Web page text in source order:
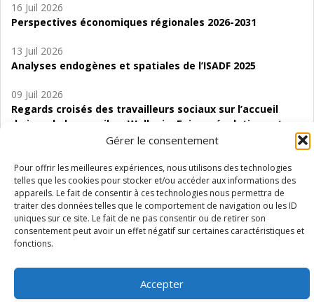
Gérer le consentement
Pour offrir les meilleures expériences, nous utilisons des technologies
telles que les cookies pour stocker et/ou accéder aux informations des
appareils. Le fait de consentir à ces technologies nous permettra de
traiter des données telles que le comportement de navigation ou les ID
uniques sur ce site. Le fait de ne pas consentir ou de retirer son
consentement peut avoir un effet négatif sur certaines caractéristiques et
fonctions.
Accepter
16 Juil 2026
Perspectives économiques régionales 2026-2031
13 Juil 2026
Analyses endogènes et spatiales de l’ISADF 2025
09 Juil 2026
Regards croisés des travailleurs sociaux sur l’accueil
de jour de bas seuil en Wallonie. Enjeux, évolutions et
06 Juil 2026
Étude d’évaluabilité des Structures
d’accompagnement à l’autocréation d’emploi (SAACE)
01 Juil 2026
Pénurie du personnel infirmier :quels indicateurs
Wallonie ?